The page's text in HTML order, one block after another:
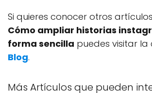
Si quieres conocer otros
Cómo ampliar historias
forma sencilla puedes visitar
Blog.
Más Artículos que pueden